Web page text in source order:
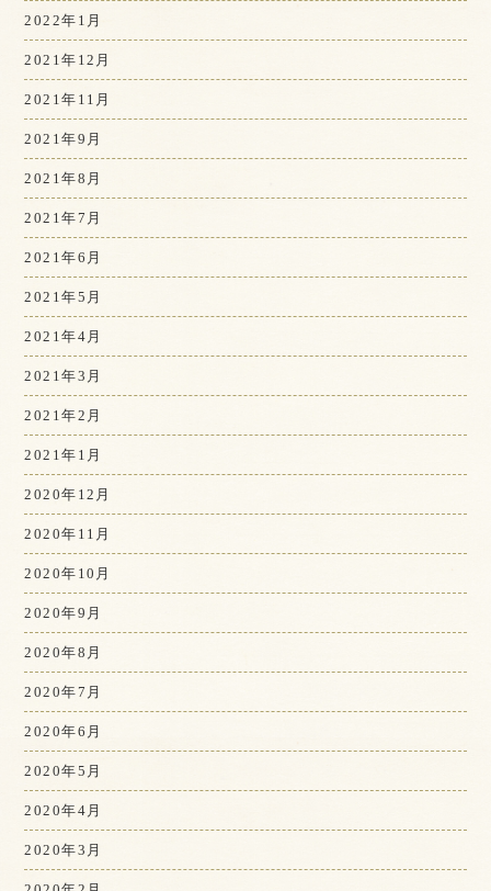
2022年1月
2021年12月
2021年11月
2021年9月
2021年8月
2021年7月
2021年6月
2021年5月
2021年4月
2021年3月
2021年2月
2021年1月
2020年12月
2020年11月
2020年10月
2020年9月
2020年8月
2020年7月
2020年6月
2020年5月
2020年4月
2020年3月